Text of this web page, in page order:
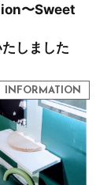
〜Sweet
しました